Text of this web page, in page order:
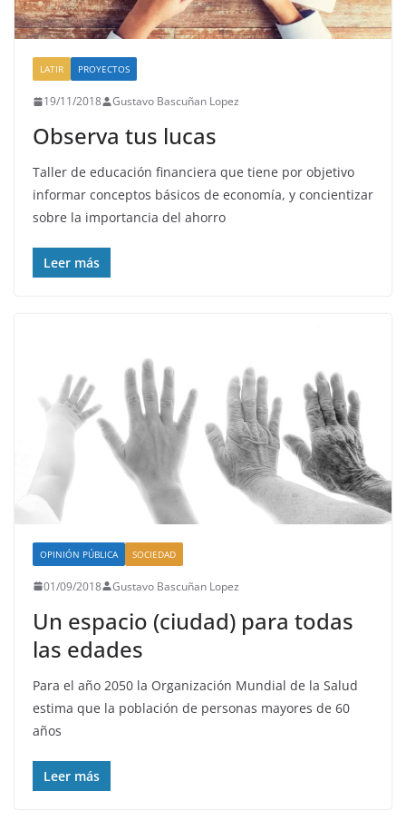
LATIR PROYECTOS
19/11/2018 Gustavo Bascuñan Lopez
Observa tus lucas
Taller de educación financiera que tiene por objetivo
informar conceptos básicos de economía, y concientizar
sobre la importancia del ahorro
Leer más
OPINIÓN PÚBLICA SOCIEDAD
01/09/2018 Gustavo Bascuñan Lopez
Un espacio (ciudad) para todas
las edades
Para el año 2050 la Organización Mundial de la Salud
estima que la población de personas mayores de 60
años
Leer más